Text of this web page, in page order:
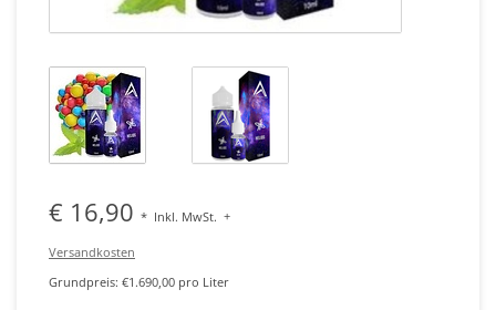
€ 16,90 * Inkl. MwSt. +
Versandkosten
Grundpreis: €1.690,00 pro Liter